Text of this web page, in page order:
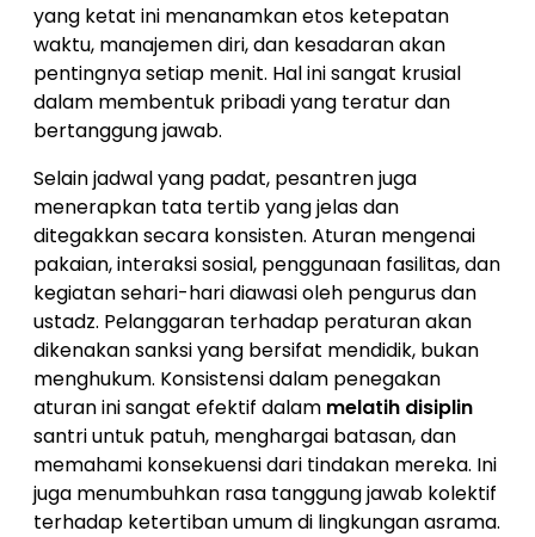
yang ketat ini menanamkan etos ketepatan
waktu, manajemen diri, dan kesadaran akan
pentingnya setiap menit. Hal ini sangat krusial
dalam membentuk pribadi yang teratur dan
bertanggung jawab.
Selain jadwal yang padat, pesantren juga
menerapkan tata tertib yang jelas dan
ditegakkan secara konsisten. Aturan mengenai
pakaian, interaksi sosial, penggunaan fasilitas, dan
kegiatan sehari-hari diawasi oleh pengurus dan
ustadz. Pelanggaran terhadap peraturan akan
dikenakan sanksi yang bersifat mendidik, bukan
menghukum. Konsistensi dalam penegakan
aturan ini sangat efektif dalam melatih disiplin
santri untuk patuh, menghargai batasan, dan
memahami konsekuensi dari tindakan mereka. Ini
juga menumbuhkan rasa tanggung jawab kolektif
terhadap ketertiban umum di lingkungan asrama.